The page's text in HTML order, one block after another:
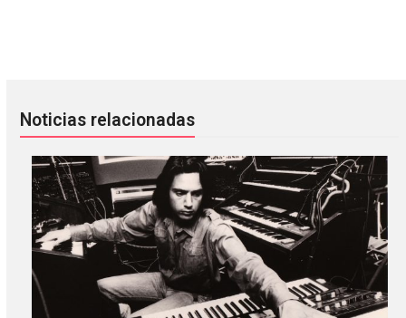
Noticias relacionadas